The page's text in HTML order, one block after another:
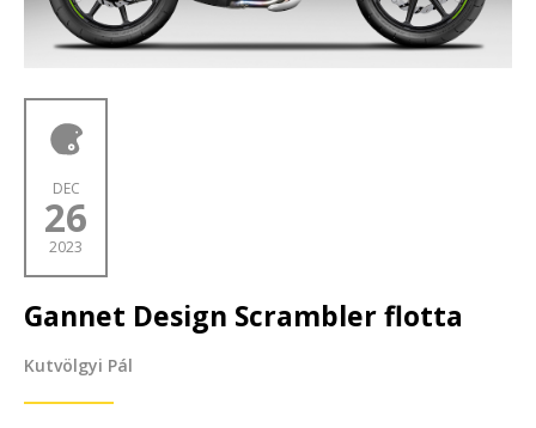
DEC
26
2023
Gannet Design Scrambler flotta
Kutvölgyi Pál